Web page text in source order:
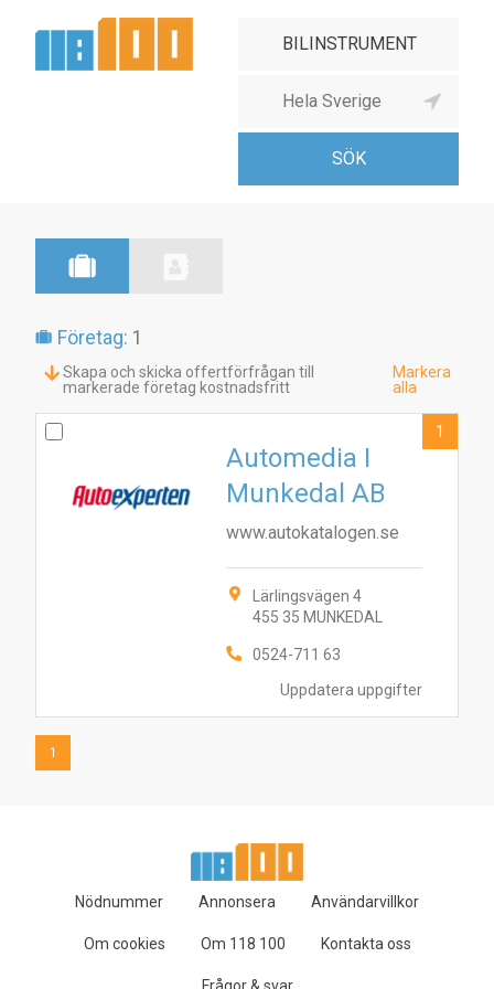
Företag: 1
Skapa och skicka offertförfrågan till
markerade företag kostnadsfritt
Markera
alla
Uppdatera uppgifter
Automedia I
Munkedal AB
www.autokatalogen.se
Lärlingsvägen 4
455 35 MUNKEDAL
0524-711 63
1
1
Nödnummer Annonsera Användarvillkor
Om cookies Om 118 100 Kontakta oss